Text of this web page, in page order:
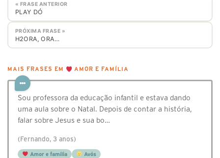
« FRASE ANTERIOR
PLAY DÓ
PRÓXIMA FRASE »
H2ORA, ORA…
MAIS FRASES EM AMOR E FAMÍLIA
Sou professora da educação infantil e estava dando
uma aula sobre o Natal. Depois de contar a história,
falar sobre Jesus e sua bo…
(Fernando, 3 anos)
Amor e família Avós